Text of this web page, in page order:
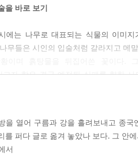
곁들인 오늘이 접시 위에서 붉다
볼 수 없는
들어온 바깥은
잃어 기억에 갇힌다.
을 바로 보기
에는 나무로 대표되는 식물의 이미
무들은 시인의 입술처럼 갈라지고 메
고자 함은 결국 예정된 실패를 향한
이라고 한다면, 이 시집은 진동의 진
을 열어 구름과 강을 흘려보내고 종
를 퍼다 글로 옮겨 놓았나 보다. 그 안
서